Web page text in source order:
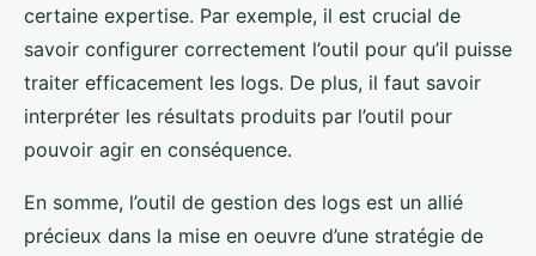
certaine expertise. Par exemple, il est crucial de
savoir configurer correctement l’outil pour qu’il puisse
traiter efficacement les logs. De plus, il faut savoir
interpréter les résultats produits par l’outil pour
pouvoir agir en conséquence.
En somme, l’outil de gestion des logs est un allié
précieux dans la mise en oeuvre d’une stratégie de